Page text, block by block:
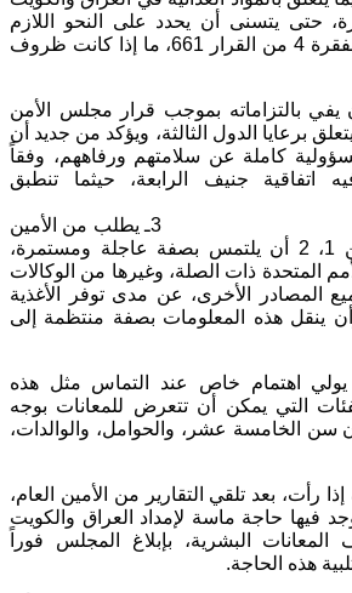
حتى يتسنى أن يحدد على النحو اللازم
لأغراض الفقرة ج3 ، والفقرة 4 من القرار 661، ما إذا كانت ظروف
يفي بالتزاماته بموجب قرار مجلس الأمن
) فيما يتعلق برعايا الدول الثالثة، ويؤكد من جديد أن
كاملة عن سلامتهم ورفاههم، وفقاً
اتفاقية جنيف الرابعة، حيثما تنطبق
3ـ يطلب من الأمين
العام، لأغراض الفقرتين 1، 2 أن يلتمس بصفة عاجلة ومستمرة،
المتحدة ذات الصلة، وغيرها من الوكالات
المصادر الأخرى، عن مدى توفر الأغذية
ينقل هذه المعلومات بصفة منتظمة إلى
اهتمام خاص عند التماس مثل هذه
التي يمكن أن تتعرض للمعانات بوجه
الخامسة عشر، والحوامل، والوالدات،
إذا رأت، بعد تلقي التقارير من الأمين العام،
فيها حاجة ماسة لإمداد العراق والكويت
المعانات البشرية، بإبلاغ المجلس فوراً
هذه الحاجة.